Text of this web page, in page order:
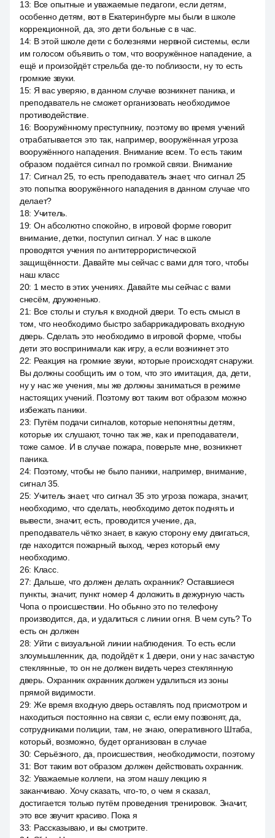
13: Все опытные и уважаемые педагоги, если детям,
особенно детям, вот в Екатеринбурге мы были в школе
коррекционной, да, это дети больные с в час.
14: В этой школе дети с болезнями нервной системы, если
им голосом объявить о том, что вооружённое нападение, а
ещё и произойдёт стрельба где-то поблизости, ну то есть
громкие звуки.
15: Я вас уверяю, в данном случае возникнет паника, и
преподаватель не сможет организовать необходимое
противодействие.
16: Вооружённому преступнику, поэтому во время учений
отрабатывается это так, например, вооружённая угроза
вооружённого нападения. Внимание всем. То есть таким
образом подаётся сигнал по громкой связи. Внимание
17: Сигнал 25, то есть преподаватель знает, что сигнал 25
это попытка вооружённого нападения в данном случае что
делает?
18: Учитель.
19: Он абсолютно спокойно, в игровой форме говорит
внимание, детки, поступил сигнал. У нас в школе
проводятся учения по антитеррористической
защищённости. Давайте мы сейчас с вами для того, чтобы
наш класс
20: 1 место в этих учениях. Давайте мы сейчас с вами
снесём, дружненько.
21: Все столы и стулья к входной двери. То есть смысл в
том, что необходимо быстро забаррикадировать входную
дверь. Сделать это необходимо в игровой форме, чтобы
дети это воспринимали как игру, а если возникнет это
22: Реакция на громкие звуки, которые происходят снаружи.
Вы должны сообщить им о том, что это имитация, да, дети,
ну у нас же учения, мы же должны заниматься в режиме
настоящих учений. Поэтому вот таким вот образом можно
избежать паники.
23: Путём подачи сигналов, которые непонятны детям,
которые их слушают, точно так же, как и преподаватели,
тоже самое. И в случае пожара, поверьте мне, возникнет
паника.
24: Поэтому, чтобы не было паники, например, внимание,
сигнал 35.
25: Учитель знает, что сигнал 35 это угроза пожара, значит,
необходимо, что сделать, необходимо деток поднять и
вывести, значит, есть, проводится учение, да,
преподаватель чётко знает, в какую сторону ему двигаться,
где находится пожарный выход, через который ему
необходимо.
26: Класс.
27: Дальше, что должен делать охранник? Оставшиеся
пункты, значит, пункт номер 4 доложить в дежурную часть
Чопа о происшествии. Но обычно это по телефону
производится, да, и удалиться с линии огня. В чем суть? То
есть он должен
28: Уйти с визуальной линии наблюдения. То есть если
злоумышленник, да, подойдёт к 1 двери, они у нас зачастую
стеклянные, то он не должен видеть через стеклянную
дверь. Охранник охранник должен удалиться из зоны
прямой видимости.
29: Же время входную дверь оставлять под присмотром и
находиться постоянно на связи с, если ему позвонят, да,
сотрудниками полиции, там, не знаю, оперативного Штаба,
который, возможно, будет организован в случае
30: Серьёзного, да, происшествия, необходимости, поэтому
31: Вот таким вот образом должен действовать охранник.
32: Уважаемые коллеги, на этом нашу лекцию я
заканчиваю. Хочу сказать, что-то, о чем я сказал,
достигается только путём проведения тренировок. Значит,
это все звучит красиво. Пока я
33: Рассказываю, и вы смотрите.